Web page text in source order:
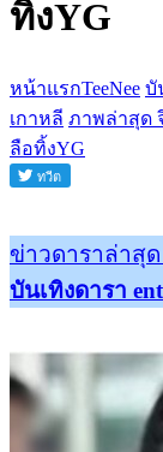
ทิ้งYG
หน้าแรกTeeNee บั
เกาหลี ภาพล่าสุด
ลือทิ้งYG
ข่าวดาราล่าสุด
บันเทิงดารา